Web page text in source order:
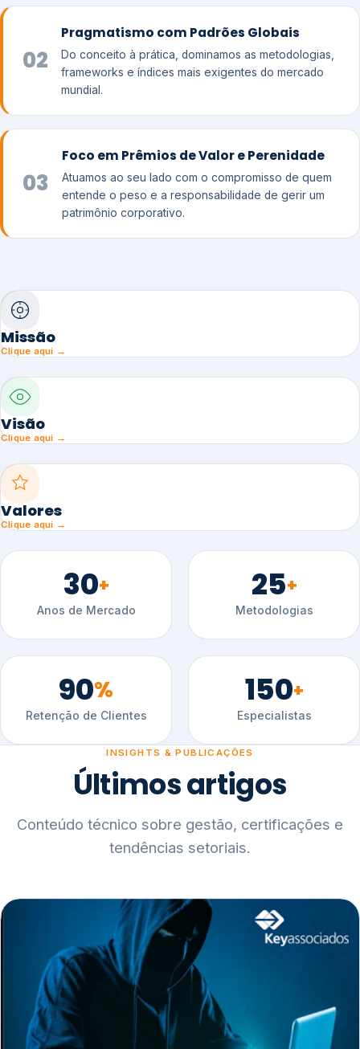
02
Pragmatismo com Padrões Globais
Do conceito à prática, dominamos as metodologias,
frameworks e índices mais exigentes do mercado
mundial.
03
Foco em Prêmios de Valor e Perenidade
Atuamos ao seu lado com o compromisso de quem
entende o peso e a responsabilidade de gerir um
patrimônio corporativo.
Missão
Clique aqui →
Visão
Clique aqui →
Valores
Clique aqui →
30+
Anos de Mercado
25+
Metodologias
90%
Retenção de Clientes
150+
Especialistas
INSIGHTS & PUBLICAÇÕES
Últimos artigos
Conteúdo técnico sobre gestão, certificações e
tendências setoriais.